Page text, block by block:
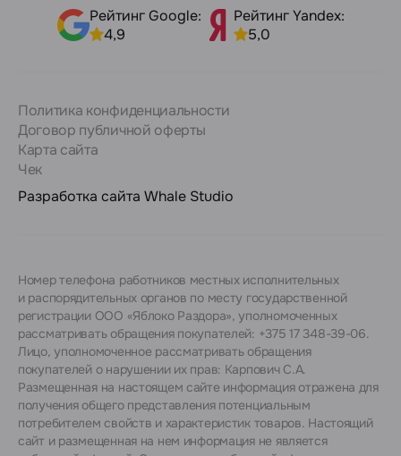
Рейтинг Google:
4,9
Рейтинг Yandex:
5,0
Политика конфиденциальности
Договор публичной оферты
Карта сайта
Чек
Разработка сайта Whale Studio
Номер телефона работников местных исполнительных
и распорядительных органов по месту государственной
регистрации ООО «Яблоко Раздора», уполномоченных
рассматривать обращения покупателей: +375 17 348-39-06.
Лицо, уполномоченное рассматривать обращения
покупателей о нарушении их прав: Карпович С.А.
Размещенная на настоящем сайте информация отражена для
получения общего представления потенциальным
потребителем свойств и характеристик товаров. Настоящий
сайт и размещенная на нем информация не является